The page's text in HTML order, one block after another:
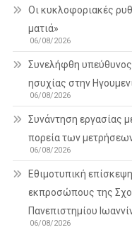
Οι κυκλοφοριακές
ματιά»
06/08/2026
Συνελήφθη υπεύθυνος
ησυχίας στην
06/08/2026
Συνάντηση εργασίας
πορεία των
06/08/2026
Εθιμοτυπική
εκπροσώπους της
Πανεπιστημίου
06/08/2026